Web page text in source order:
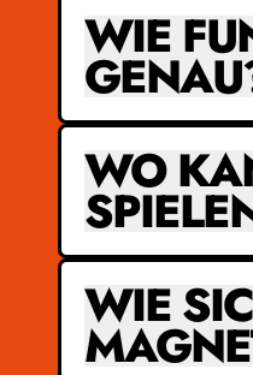
WIE
WO
WIE